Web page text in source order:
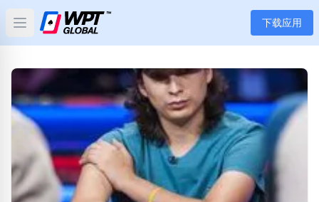
Open main menu 下载应用
新闻
文章
扑克